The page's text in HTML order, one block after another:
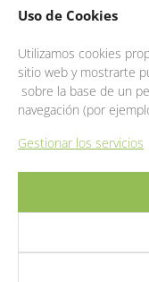
Uso de Cookies
Utilizamos cookies
sitio web y mostrarte
sobre la base de un
navegación (por
Gestionar los servicios
© 2025